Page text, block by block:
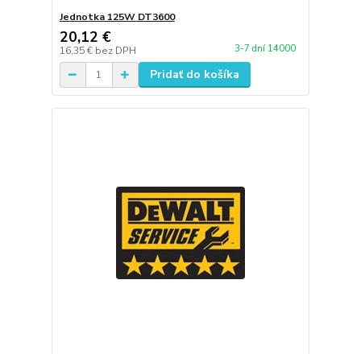
Jednotka 125W DT3600
20,12 €
16,35 € bez DPH 3-7 dní 14000
Pridať do košíka